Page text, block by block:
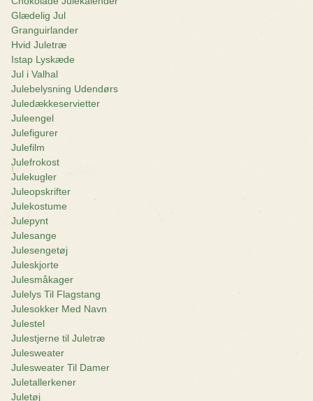
Glædelig Jul
Granguirlander
Hvid Juletræ
Istap Lyskæde
Jul i Valhal
Julebelysning Udendørs
Juledækkeservietter
Juleengel
Julefigurer
Julefilm
Julefrokost
Julekugler
Juleopskrifter
Julekostume
Julepynt
Julesange
Julesengetøj
Juleskjorte
Julesmåkager
Julelys Til Flagstang
Julesokker Med Navn
Julestel
Julestjerne til Juletræ
Julesweater
Julesweater Til Damer
Juletallerkener
Juletøj